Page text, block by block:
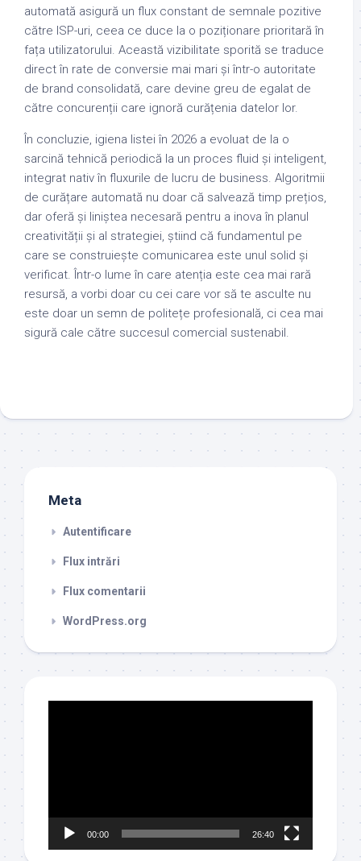
automată asigură un flux constant de semnale pozitive
către ISP-uri, ceea ce duce la o poziționare prioritară în
fața utilizatorului. Această vizibilitate sporită se traduce
direct în rate de conversie mai mari și într-o autoritate
de brand consolidată, care devine greu de egalat de
către concurenții care ignoră curățenia datelor lor.
În concluzie, igiena listei în 2026 a evoluat de la o
sarcină tehnică periodică la un proces fluid și inteligent,
integrat nativ în fluxurile de lucru de business. Algoritmii
de curățare automată nu doar că salvează timp prețios,
dar oferă și liniștea necesară pentru a inova în planul
creativității și al strategiei, știind că fundamentul pe
care se construiește comunicarea este unul solid și
verificat. Într-o lume în care atenția este cea mai rară
resursă, a vorbi doar cu cei care vor să te asculte nu
este doar un semn de politețe profesională, ci cea mai
sigură cale către succesul comercial sustenabil.
Meta
Autentificare
Flux intrări
Flux comentarii
WordPress.org
00:00 26:40